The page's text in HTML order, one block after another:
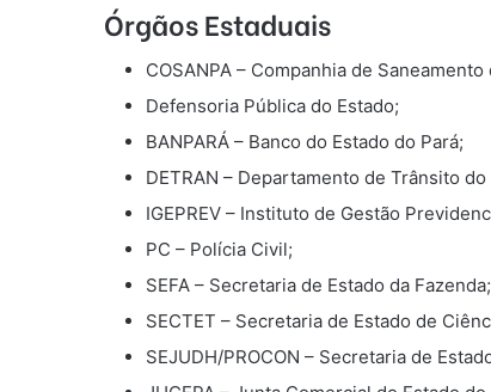
Órgãos Estaduais
COSANPA – Companhia de Saneamento
Defensoria Pública do Estado;
BANPARÁ – Banco do Estado do Pará;
DETRAN – Departamento de Trânsito do
IGEPREV – Instituto de Gestão
PC – Polícia Civil;
SEFA – Secretaria de Estado da Fazenda;
SECTET – Secretaria de Estado de
SEJUDH/PROCON – Secretaria de